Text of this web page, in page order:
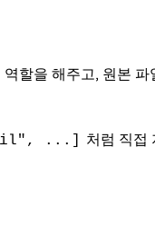
할을 해주고, 원본
...]
처럼 직접